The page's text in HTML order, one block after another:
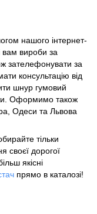
нашого інтернет-
вам вироби за
зателефонувати за
консультацію від
шнур гумовий
Оформимо також
Одеси та Львова
тільки
своєї дорогої
якісні
прямо в каталозі!